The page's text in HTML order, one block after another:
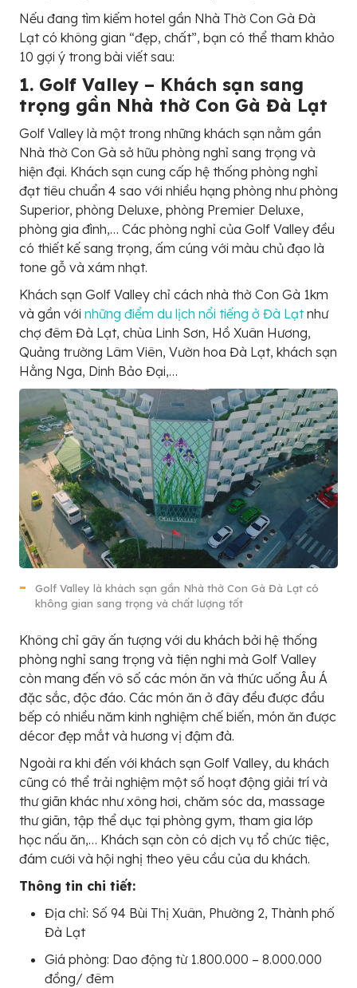
Nếu đang tìm kiếm hotel gần Nhà Thờ Con Gà Đà
Lạt có không gian “đẹp, chất”, bạn có thể tham khảo
10 gợi ý trong bài viết sau:
1. Golf Valley – Khách sạn sang
trọng gần Nhà thờ Con Gà Đà Lạt
Golf Valley là một trong những khách sạn nằm gần
Nhà thờ Con Gà sở hữu phòng nghỉ sang trọng và
hiện đại. Khách sạn cung cấp hệ thống phòng nghỉ
đạt tiêu chuẩn 4 sao với nhiều hạng phòng như phòng
Superior, phòng Deluxe, phòng Premier Deluxe,
phòng gia đình,… Các phòng nghỉ của Golf Valley đều
có thiết kế sang trọng, ấm cúng với màu chủ đạo là
tone gỗ và xám nhạt.
Khách sạn Golf Valley chỉ cách nhà thờ Con Gà 1km
và gần với những điểm du lịch nổi tiếng ở Đà Lạtnhư
chợ đêm Đà Lạt, chùa Linh Sơn, Hồ Xuân Hương,
Quảng trường Lâm Viên, Vườn hoa Đà Lạt, khách sạn
Hằng Nga, Dinh Bảo Đại,…
Golf Valley là khách sạn gần Nhà thờ Con Gà Đà Lạt có
không gian sang trọng và chất lượng tốt
Không chỉ gây ấn tượng với du khách bởi hệ thống
phòng nghỉ sang trọng và tiện nghi mà Golf Valley
còn mang đến vô số các món ăn và thức uống Âu Á
đặc sắc, độc đáo. Các món ăn ở đây đều được đầu
bếp có nhiều năm kinh nghiệm chế biến, món ăn được
décor đẹp mắt và hương vị đậm đà.
Ngoài ra khi đến với khách sạn Golf Valley, du khách
cũng có thể trải nghiệm một số hoạt động giải trí và
thư giãn khác như xông hơi, chăm sóc da, massage
thư giãn, tập thể dục tại phòng gym, tham gia lớp
học nấu ăn,… Khách sạn còn có dịch vụ tổ chức tiệc,
đám cưới và hội nghị theo yêu cầu của du khách.
Thông tin chi tiết:
Địa chỉ: Số 94 Bùi Thị Xuân, Phường 2, Thành phố
Đà Lạt
Giá phòng: Dao động từ 1.800.000 – 8.000.000
đồng/ đêm